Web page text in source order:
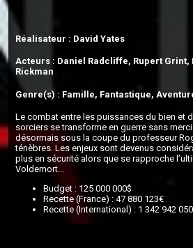
Réalisateur : David Yates
Acteurs : Daniel Radcliffe, Rupert Grint,
Rickman
Genre(s) : Famille, Fantastique,
Le combat entre les puissances du bien et
sorciers se transforme en guerre sans
désormais sous la coupe du professeur
ténèbres. Les enjeux sont devenus
plus en sécurité alors que se rapproche
Voldemort...
Budget : 125 000 000$
Recette (France) : 47 880 123€
Recette (International) : 1 342 942